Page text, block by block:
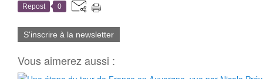
Repost 0
S'inscrire à la newsletter
Vous aimerez aussi :